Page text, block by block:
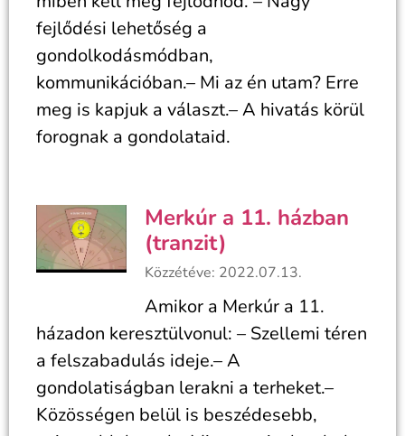
fejlődési lehetőség a
gondolkodásmódban,
kommunikációban.– Mi az én utam? Erre
meg is kapjuk a választ.– A hivatás körül
forognak a gondolataid.
Merkúr a 11. házban
(tranzit)
Közzétéve: 2022.07.13.
Amikor a Merkúr a 11.
házadon keresztülvonul: – Szellemi téren
a felszabadulás ideje.– A
gondolatiságban lerakni a terheket.–
Közösségen belül is beszédesebb,